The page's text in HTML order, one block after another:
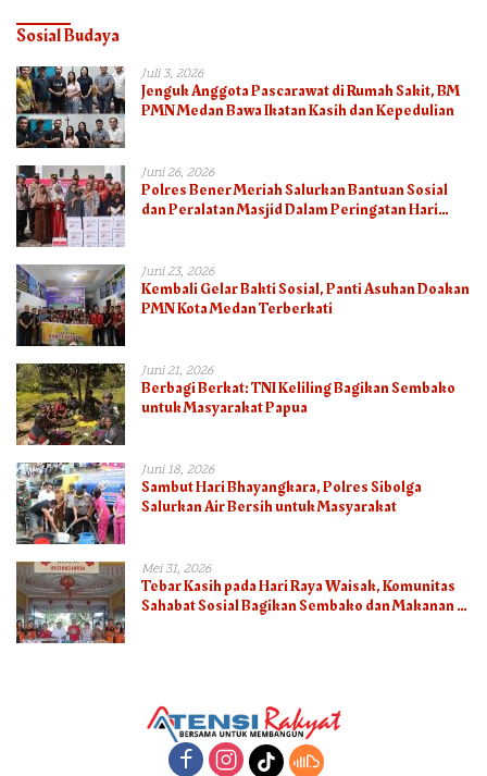
Sosial Budaya
Juli 3, 2026
Jenguk Anggota Pascarawat di Rumah Sakit, BM
PMN Medan Bawa Ikatan Kasih dan Kepedulian
Juni 26, 2026
Polres Bener Meriah Salurkan Bantuan Sosial
dan Peralatan Masjid Dalam Peringatan Hari
Juni 23, 2026
Kembali Gelar Bakti Sosial, Panti Asuhan Doakan
PMN Kota Medan Terberkati
Juni 21, 2026
Berbagi Berkat: TNI Keliling Bagikan Sembako
untuk Masyarakat Papua
Juni 18, 2026
Sambut Hari Bhayangkara, Polres Sibolga
Salurkan Air Bersih untuk Masyarakat
Mei 31, 2026
Tebar Kasih pada Hari Raya Waisak, Komunitas
Sahabat Sosial Bagikan Sembako dan Makanan di